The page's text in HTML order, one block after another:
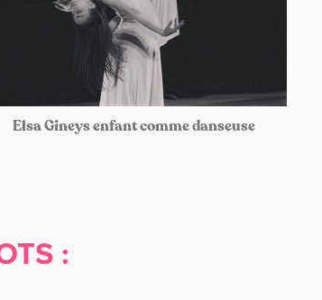
Elsa Gineys enfant comme danseuse
: